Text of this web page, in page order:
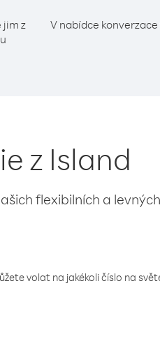
jim z
V nabídce
z Island
flexibilních a
volat na jakékoli číslo na